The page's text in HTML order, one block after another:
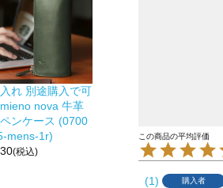
入れ 別途購入で可
nova 牛革
ンケース (0700
mens-1r)
(税込)
1 購入者